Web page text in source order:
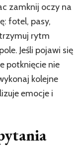
zamknij oczy na
fotel, pasy,
rytm
Jeśli pojawi się
potknięcie nie
kolejne
emocje i